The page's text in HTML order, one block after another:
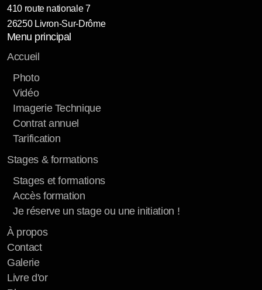
410 route nationale 7
26250 Livron-Sur-Drôme
Menu principal
Accueil
Photo
Vidéo
Imagerie Technique
Contrat annuel
Tarification
Stages & formations
Stages et formations
Accès formation
Je réserve un stage ou une initiation !
À propos
Contact
Galerie
Livre d'or